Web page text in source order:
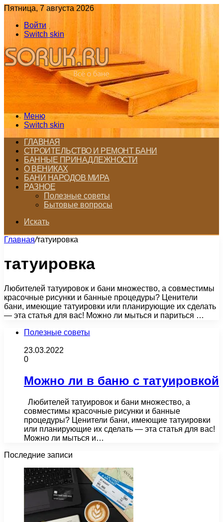
Пятница, 7 августа 2026
Войти
Switch skin
Меню
Switch skin
ГЛАВНАЯ
СТРОИТЕЛЬСТВО И РЕМОНТ БАНИ
БАННЫЕ ПРИНАДЛЕЖНОСТИ
О ВЕНИКАХ
БАНИ НАРОДОВ МИРА
РАЗНОЕ
Полезные советы
Бытовые вопросы
Искать
Главная/татуировка
татуировка
Любителей татуировок и бани множество, а совместимы
красочные рисунки и банные процедуры? Ценители
бани, имеющие татуировки или планирующие их сделать
— эта статья для вас! Можно ли мыться и париться …
Полезные советы
23.03.2022
0
Можно ли в баню с татуировкой
Любителей татуировок и бани множество, а
совместимы красочные рисунки и банные
процедуры? Ценители бани, имеющие татуировки
или планирующие их сделать — эта статья для вас!
Можно ли мыться и…
Последние записи